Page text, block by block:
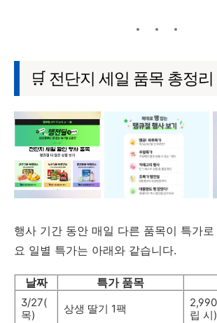
🛒 전단지 세일 품목 총정리
행사 기간 동안 매일 다른 품목이 특가
요 일별 특가는 아래와 같습니다.
날짜 특가 품목
3/27(
목)
상생 딸기 1팩
립 시)